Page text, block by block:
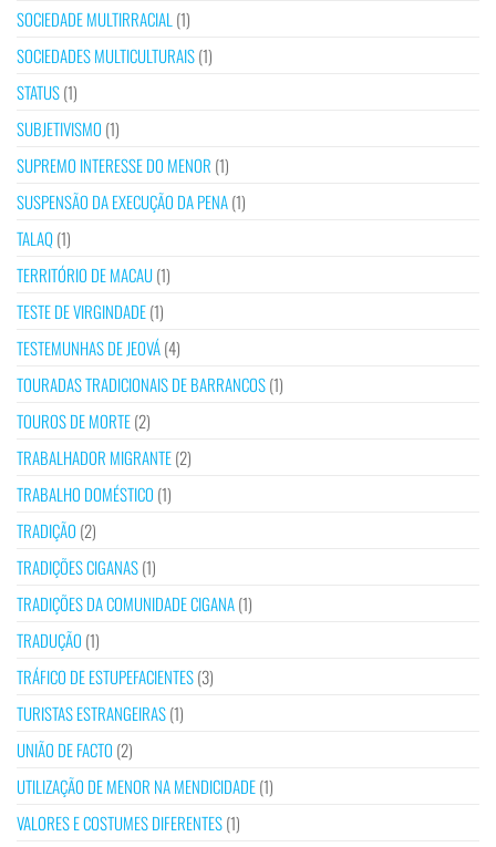
SOCIEDADE MULTIRRACIAL (1)
SOCIEDADES MULTICULTURAIS(1)
STATUS(1)
SUBJETIVISMO (1)
SUPREMO INTERESSE DO MENOR (1)
SUSPENSÃO DA EXECUÇÃO DA PENA(1)
TALAQ(1)
TERRITÓRIO DE MACAU(1)
TESTE DE VIRGINDADE(1)
TESTEMUNHAS DE JEOVÁ(4)
TOURADAS TRADICIONAIS DE BARRANCOS(1)
TOUROS DE MORTE(2)
TRABALHADOR MIGRANTE(2)
TRABALHO DOMÉSTICO (1)
TRADIÇÃO (2)
TRADIÇÕES CIGANAS(1)
TRADIÇÕES DA COMUNIDADE CIGANA(1)
TRADUÇÃO (1)
TRÁFICO DE ESTUPEFACIENTES(3)
TURISTAS ESTRANGEIRAS(1)
UNIÃO DE FACTO (2)
UTILIZAÇÃO DE MENOR NA MENDICIDADE(1)
VALORES E COSTUMES DIFERENTES(1)